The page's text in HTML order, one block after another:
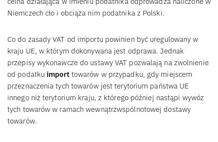
Niemczech cło i obciąża nim podatnika z Polski.
Co do zasady VAT od importu powinien być uregulowany w
kraju UE, w którym dokonywana jest odprawa. Jednak
przepisy wykonawcze do ustawy VAT pozwalają na zwolnienie
od podatku import towarów w przypadku, gdy miejscem
przeznaczenia tych towarów jest terytorium państwa UE
innego niż terytorium kraju, z którego później nastąpi wywóz
tych towarów w ramach wewnątrzwspólnotowej dostawy
towarów.